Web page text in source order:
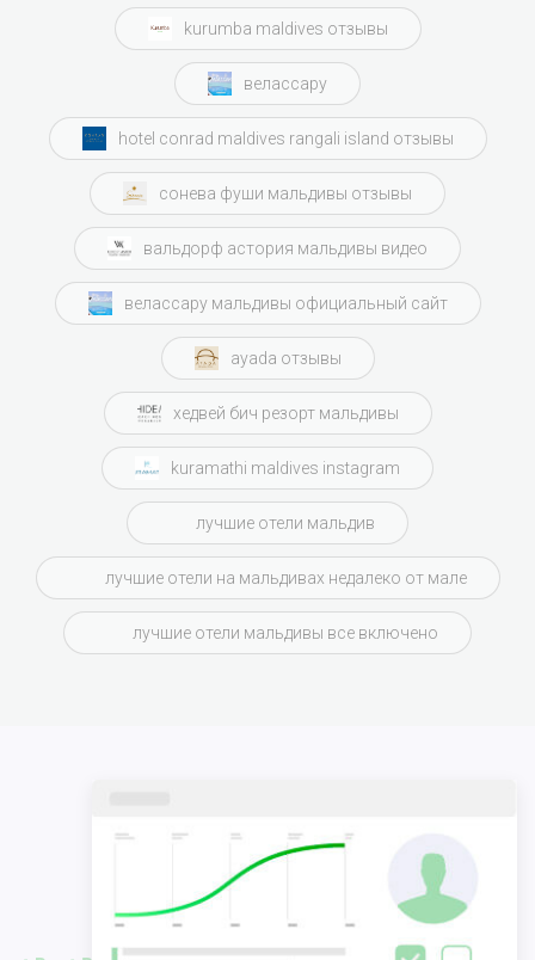
kurumba maldives отзывы
велассару
hotel conrad maldives rangali island отзывы
сонева фуши мальдивы отзывы
вальдорф астория мальдивы видео
велассару мальдивы официальный сайт
ayada отзывы
хедвей бич резорт мальдивы
kuramathi maldives instagram
лучшие отели мальдив
лучшие отели на мальдивах недалеко от мале
лучшие отели мальдивы все включено